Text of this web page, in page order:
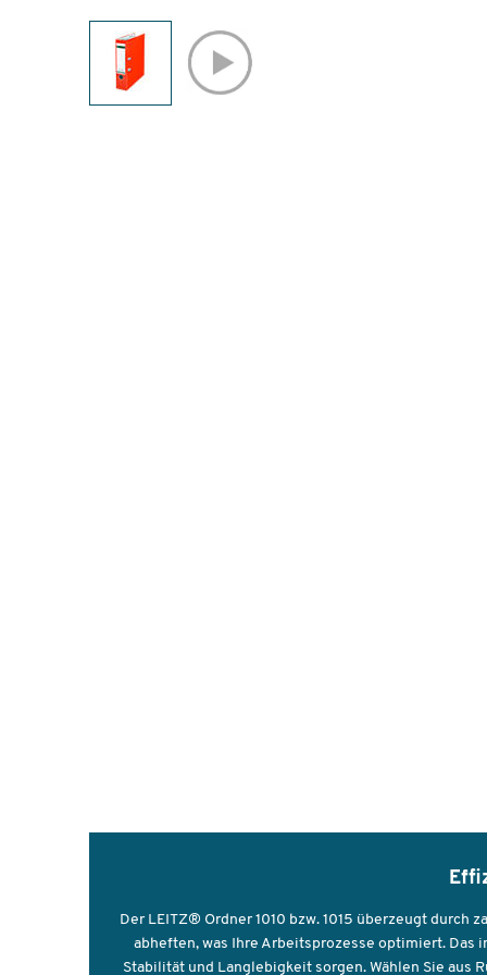
Der LEITZ® Ordner 1010 bzw. 1015 überzeugt
abheften, was Ihre Arbeitsprozesse optimiert. Das
Stabilität und Langlebigkeit sorgen. Wählen Sie aus